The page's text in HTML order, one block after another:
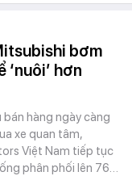
bơm
hơn
bán hàng ngày càng
xe quan tâm,
Việt Nam tiếp tục
phân phối lên 76…